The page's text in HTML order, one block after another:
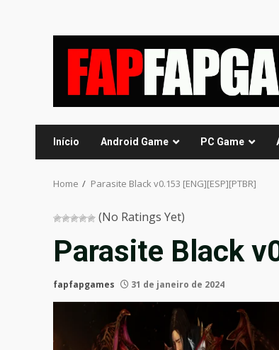
Início Android Game PC Game
Home Parasite Black v0.153 [ENG][ESP][PTBR]
(No Ratings Yet)
Parasite Black
fapfapgames 31 de janeiro de 2024